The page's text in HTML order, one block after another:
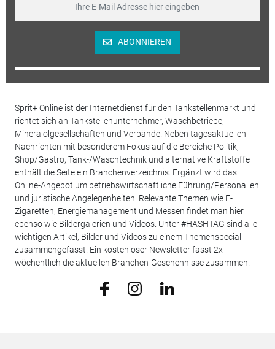
ABONNIEREN
Sprit+ Online ist der Internetdienst für den Tankstellenmarkt und
richtet sich an Tankstellenunternehmer, Waschbetriebe,
Mineralölgesellschaften und Verbände. Neben tagesaktuellen
Nachrichten mit besonderem Fokus auf die Bereiche Politik,
Shop/Gastro, Tank-/Waschtechnik und alternative Kraftstoffe
enthält die Seite ein Branchenverzeichnis. Ergänzt wird das
Online-Angebot um betriebswirtschaftliche Führung/Personalien
und juristische Angelegenheiten. Relevante Themen wie E-
Zigaretten, Energiemanagement und Messen findet man hier
ebenso wie Bildergalerien und Videos. Unter #HASHTAG sind alle
wichtigen Artikel, Bilder und Videos zu einem Themenspecial
zusammengefasst. Ein kostenloser Newsletter fasst 2x
wöchentlich die aktuellen Branchen-Geschehnisse zusammen.